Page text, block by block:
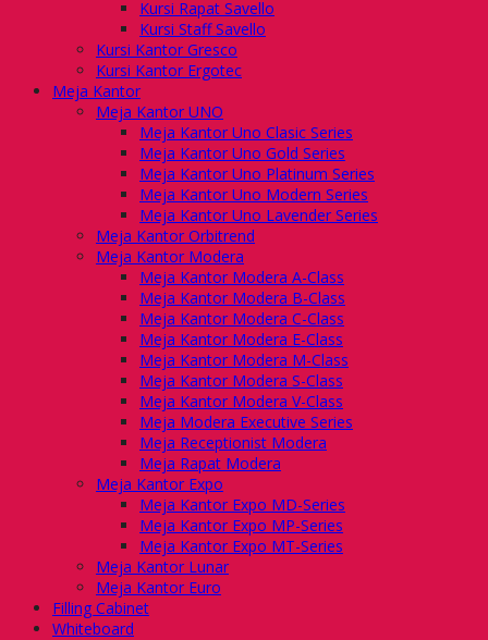
Kursi Rapat Savello
Kursi Staff Savello
Kursi Kantor Gresco
Kursi Kantor Ergotec
Meja Kantor
Meja Kantor UNO
Meja Kantor Uno Clasic Series
Meja Kantor Uno Gold Series
Meja Kantor Uno Platinum Series
Meja Kantor Uno Modern Series
Meja Kantor Uno Lavender Series
Meja Kantor Orbitrend
Meja Kantor Modera
Meja Kantor Modera A-Class
Meja Kantor Modera B-Class
Meja Kantor Modera C-Class
Meja Kantor Modera E-Class
Meja Kantor Modera M-Class
Meja Kantor Modera S-Class
Meja Kantor Modera V-Class
Meja Modera Executive Series
Meja Receptionist Modera
Meja Rapat Modera
Meja Kantor Expo
Meja Kantor Expo MD-Series
Meja Kantor Expo MP-Series
Meja Kantor Expo MT-Series
Meja Kantor Lunar
Meja Kantor Euro
Filling Cabinet
Whiteboard